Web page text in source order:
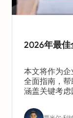
2026年最
本文将作为
全面指南，
涵盖关键考
将比较不同